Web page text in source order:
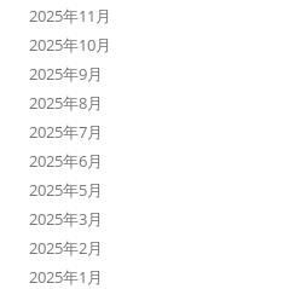
2025年11月
2025年10月
2025年9月
2025年8月
2025年7月
2025年6月
2025年5月
2025年3月
2025年2月
2025年1月